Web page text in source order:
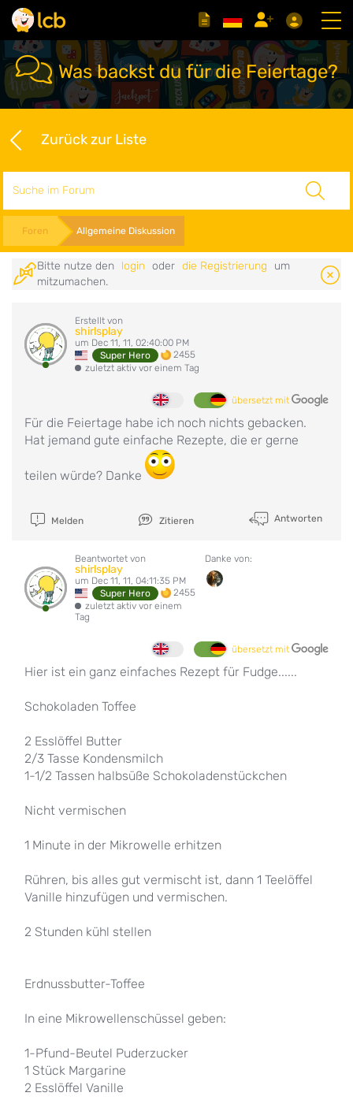
Was backst du für die Feiertage?
Zurück zur Liste
Foren Allgemeine Diskussion
Bitte nutze den login oder die Registrierung
um
mitzumachen.
Erstellt von
shirlsplay
um Dec 11, 11, 02:40:00 PM
Super Hero
2455
zuletzt aktiv vor einem Tag
übersetzt mit
Für die Feiertage habe ich noch nichts gebacken.
Hat jemand gute einfache Rezepte, die er gerne
teilen würde? Danke
Melden Zitieren Antworten
Beantwortet von
shirlsplay
um Dec 11, 11, 04:11:35 PM
Super Hero
2455
zuletzt aktiv vor einem
Tag
Danke von:
übersetzt mit
Hier ist ein ganz einfaches Rezept für Fudge......
Schokoladen Toffee
2 Esslöffel Butter
2/3 Tasse Kondensmilch
1-1/2 Tassen halbsüße Schokoladenstückchen
Nicht vermischen
1 Minute in der Mikrowelle erhitzen
Rühren, bis alles gut vermischt ist, dann 1 Teelöffel
Vanille hinzufügen und vermischen.
2 Stunden kühl stellen
Erdnussbutter-Toffee
In eine Mikrowellenschüssel geben:
1-Pfund-Beutel Puderzucker
1 Stück Margarine
2 Esslöffel Vanille